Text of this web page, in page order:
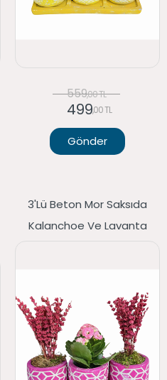
559,00 TL
499,00 TL
Gönder
3'lü Beton Mor Saksıda
Kalanchoe Ve Lavanta